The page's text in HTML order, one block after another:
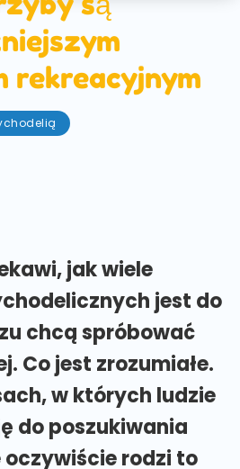
rekreacyjnym
jak wiele
jest do
chcą spróbować
Co jest zrozumiałe.
w których ludzie
do poszukiwania
oczywiście rodzi to